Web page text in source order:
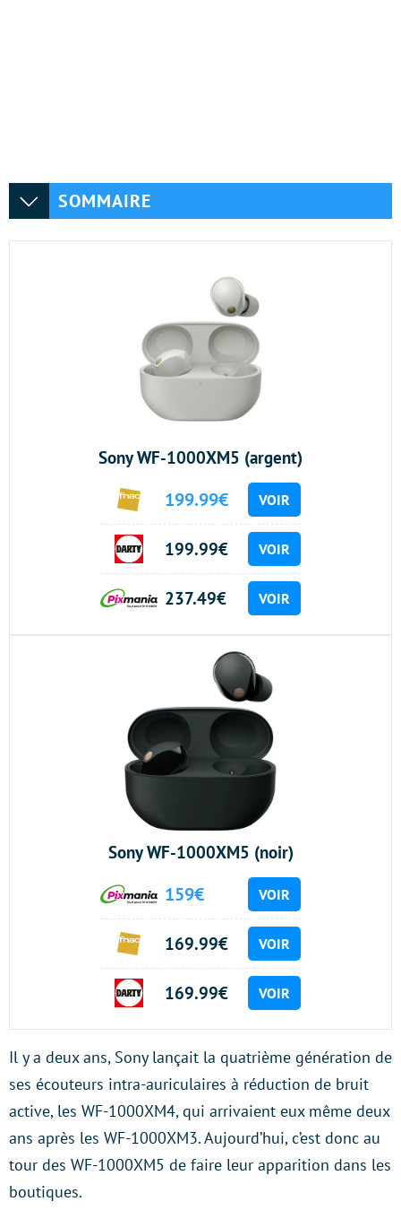
SOMMAIRE
Sony WF-1000XM5 (argent)
199.99€ VOIR
199.99€ VOIR
237.49€ VOIR
Sony WF-1000XM5 (noir)
159€ VOIR
169.99€ VOIR
169.99€ VOIR
Il y a deux ans, Sony lançait la quatrième génération de
ses écouteurs intra-auriculaires à réduction de bruit
active, les WF-1000XM4, qui arrivaient eux même deux
ans après les WF-1000XM3. Aujourd’hui, c’est donc au
tour des WF-1000XM5 de faire leur apparition dans les
boutiques.